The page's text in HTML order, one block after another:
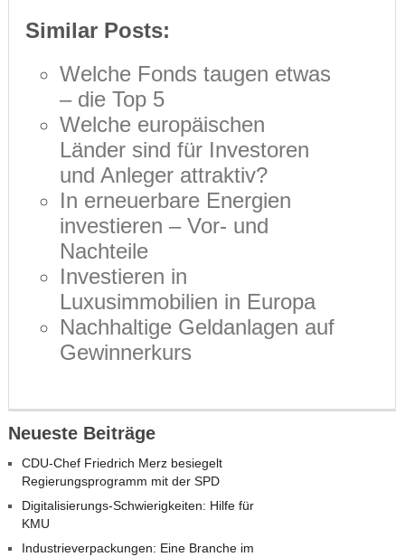
Similar Posts:
Welche Fonds taugen etwas
– die Top 5
Welche europäischen
Länder sind für Investoren
und Anleger attraktiv?
In erneuerbare Energien
investieren – Vor- und
Nachteile
Investieren in
Luxusimmobilien in Europa
Nachhaltige Geldanlagen auf
Gewinnerkurs
Neueste Beiträge
CDU-Chef Friedrich Merz besiegelt
Regierungsprogramm mit der SPD
Digitalisierungs-Schwierigkeiten: Hilfe für
KMU
Industrieverpackungen: Eine Branche im